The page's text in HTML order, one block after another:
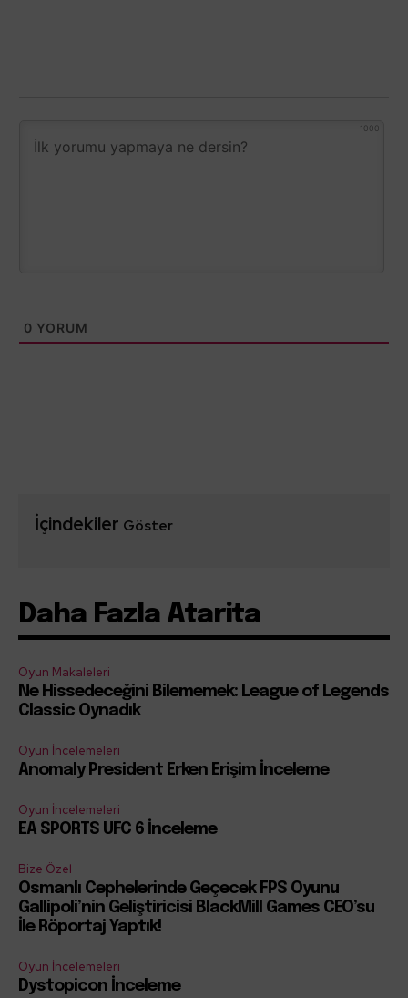
1000
0 YORUM
İçindekiler Göster
Daha Fazla Atarita
Oyun Makaleleri
Ne Hissedeceğini Bilememek: League of Legends
Classic Oynadık
Oyun İncelemeleri
Anomaly President Erken Erişim İnceleme
Oyun İncelemeleri
EA SPORTS UFC 6 İnceleme
Bize Özel
Osmanlı Cephelerinde Geçecek FPS Oyunu
Gallipoli’nin Geliştiricisi BlackMill Games CEO’su
İle Röportaj Yaptık!
Oyun İncelemeleri
Dystopicon İnceleme